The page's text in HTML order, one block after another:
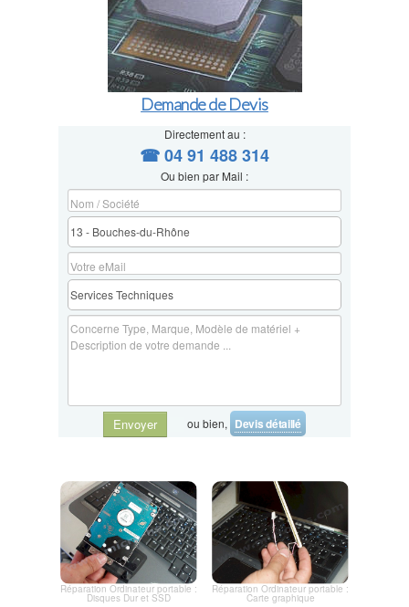
Demande de Devis
Directement au :
☎ 04 91 488 314
Ou bien par Mail :
Envoyer ou bien, Devis détaillé
Réparation Ordinateur portable :
Disques Dur et SSD
Réparation Ordinateur portable :
Carte graphique